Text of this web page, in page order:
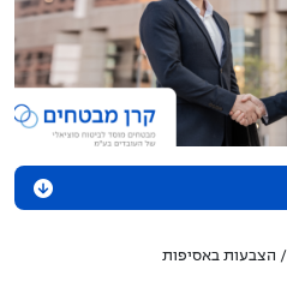
/ הצבעות באסיפות